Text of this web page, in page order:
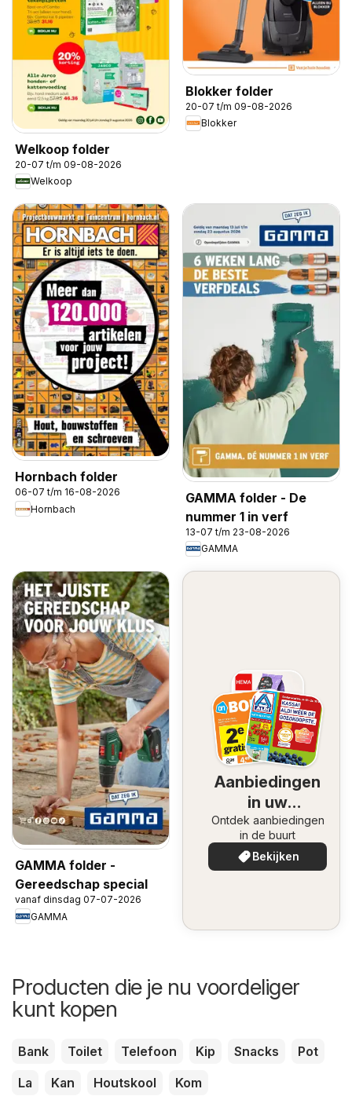
Welkoop folder
20-07 t/m 09-08-2026
Welkoop
Blokker folder
20-07 t/m 09-08-2026
Blokker
Hornbach folder
06-07 t/m 16-08-2026
Hornbach
GAMMA folder - De
nummer 1 in verf
13-07 t/m 23-08-2026
GAMMA
GAMMA folder -
Gereedschap special
vanaf dinsdag 07-07-2026
GAMMA
Aanbiedingen
in uw
omgeving
Ontdek aanbiedingen
in de buurt
Bekijken
Producten die je nu voordeliger
kunt kopen
Bank Toilet Telefoon Kip Snacks
Pot
La
Kan Houtskool Kom